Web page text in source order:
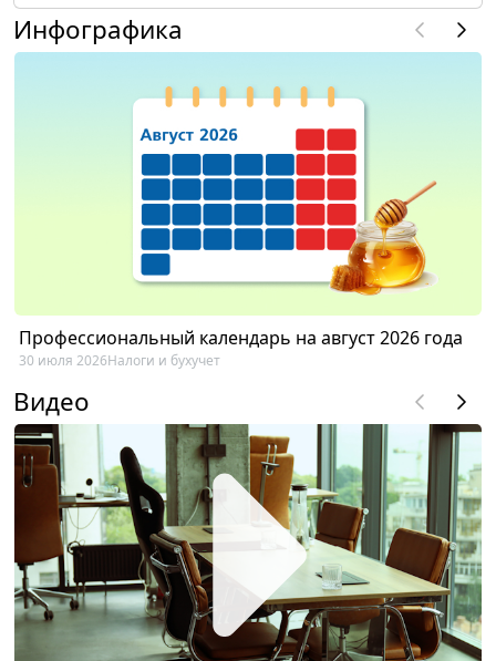
Инфографика
Профессиональный календарь на август 2026 года
30 июля 2026Налоги и бухучет
Видео